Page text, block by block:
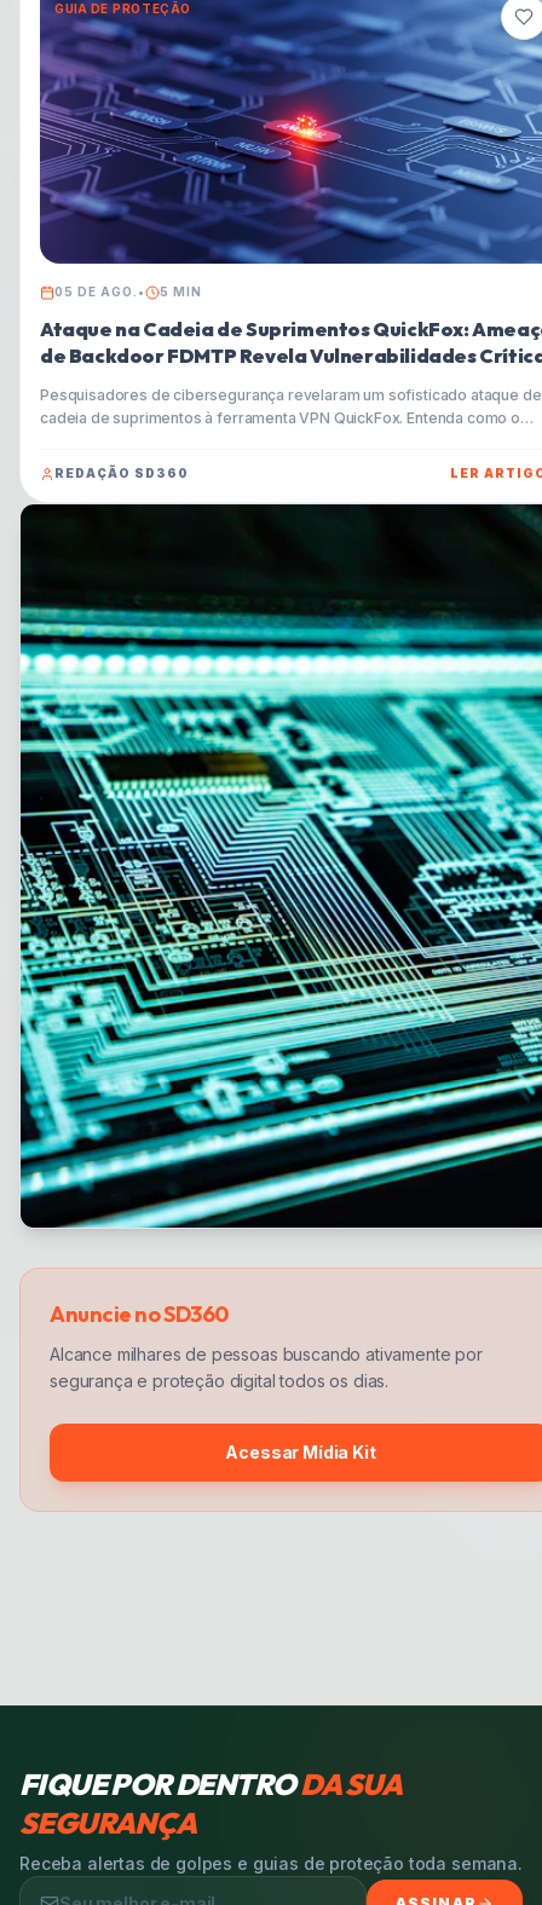
GUIA DE PROTEÇÃO
05 DE AGO. • 5 MIN
Ataque na Cadeia de Suprimentos QuickFox:
de Backdoor FDMTP Revela Vulnerabilidades
Pesquisadores de cibersegurança revelaram um sofisticado ataque de
cadeia de suprimentos à ferramenta VPN QuickFox. Entenda como o
e aprenda dicas essenciais para proteger-se contra esse tipo de
REDAÇÃO SD360 LER
Anuncie no SD360
Alcance milhares de pessoas buscando ativamente por
segurança e proteção digital todos os dias.
Acessar Mídia Kit
FIQUE POR DENTRODA SUA
SEGURANÇA
Receba alertas de golpes e guias de proteção toda semana.